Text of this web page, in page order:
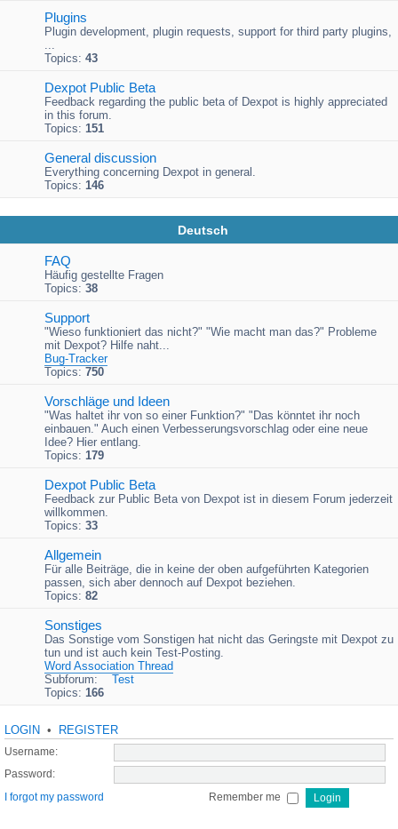
Plugins
Plugin development, plugin requests, support for third party plugins,
...
Topics: 43
Dexpot Public Beta
Feedback regarding the public beta of Dexpot is highly appreciated
in this forum.
Topics: 151
General discussion
Everything concerning Dexpot in general.
Topics: 146
Deutsch
FAQ
Häufig gestellte Fragen
Topics: 38
Support
"Wieso funktioniert das nicht?" "Wie macht man das?" Probleme
mit Dexpot? Hilfe naht...
Bug-Tracker
Topics: 750
Vorschläge und Ideen
"Was haltet ihr von so einer Funktion?" "Das könntet ihr noch
einbauen." Auch einen Verbesserungsvorschlag oder eine neue
Idee? Hier entlang.
Topics: 179
Dexpot Public Beta
Feedback zur Public Beta von Dexpot ist in diesem Forum jederzeit
willkommen.
Topics: 33
Allgemein
Für alle Beiträge, die in keine der oben aufgeführten Kategorien
passen, sich aber dennoch auf Dexpot beziehen.
Topics: 82
Sonstiges
Das Sonstige vom Sonstigen hat nicht das Geringste mit Dexpot zu
tun und ist auch kein Test-Posting.
Word Association Thread
Subforum:
Test
Topics: 166
LOGIN • REGISTER
Username:
Password:
I forgot my password
Remember me